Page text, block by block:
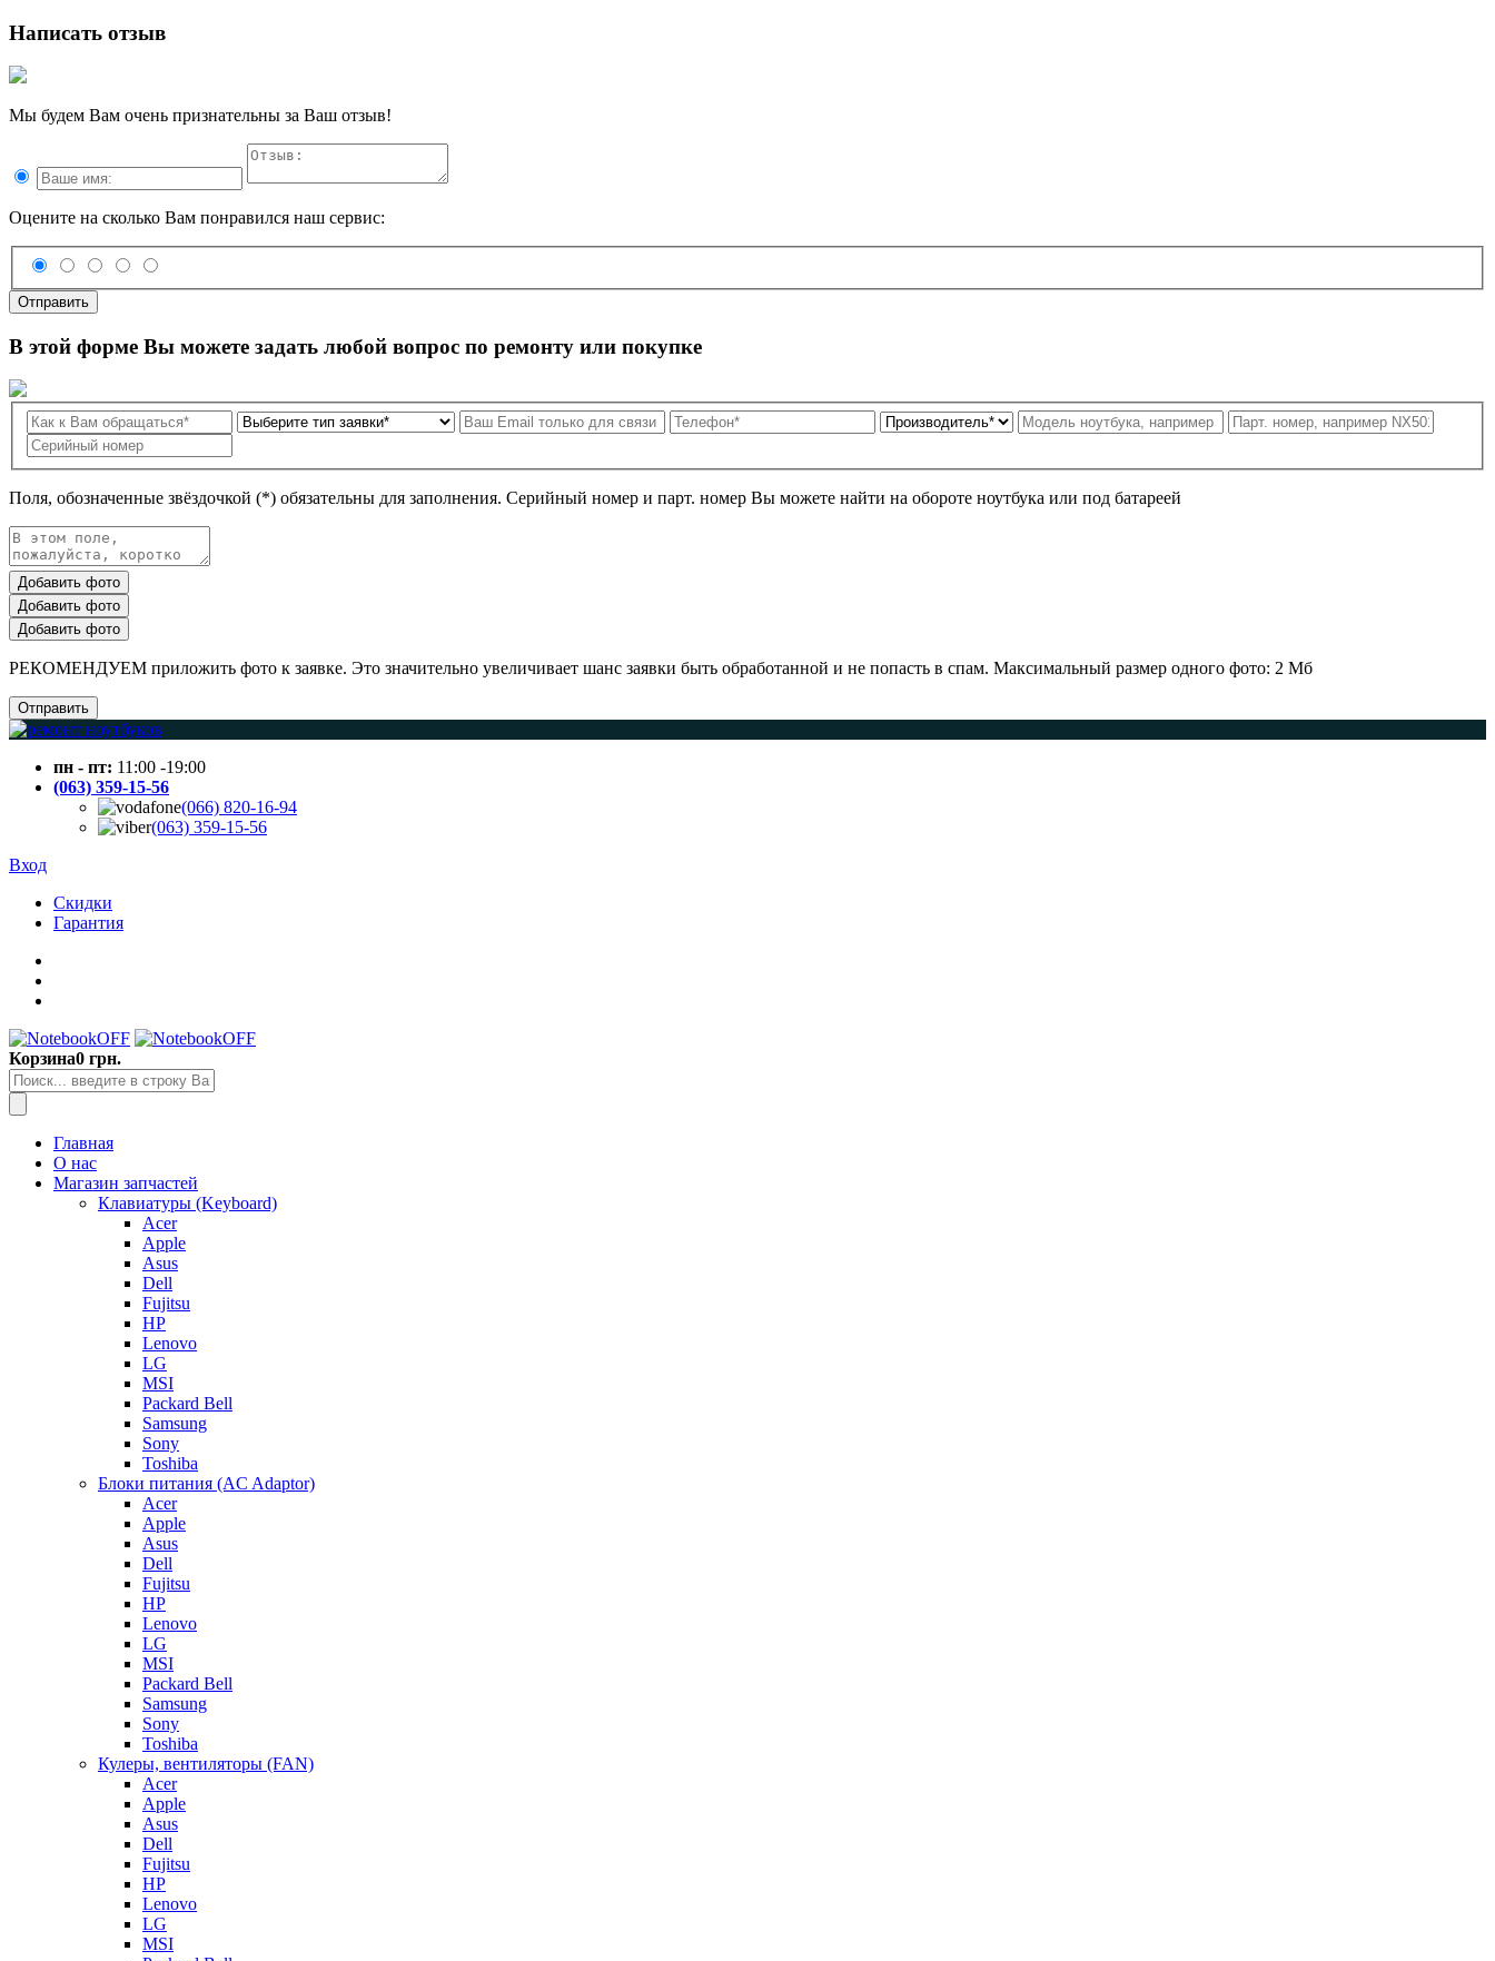
Написать отзыв
Мы будем Вам очень признательны за Ваш отзыв!
Оцените на сколько Вам понравился наш сервис:
Отправить
В этой форме Вы можете задать любой вопрос по ремонту или покупке
Поля, обозначенные звёздочкой (*) обязательны для заполнения. Серийный номер и парт. номер Вы можете найти на обороте ноутбука или под батареей
Добавить фото
Добавить фото
Добавить фото
РЕКОМЕНДУЕМ приложить фото к заявке. Это значительно увеличивает шанс заявки быть обработанной и не попасть в спам. Максимальный размер одного фото: 2 Мб
Отправить
пн - пт: 11:00 -19:00
(063) 359-15-56
(066) 820-16-94
(063) 359-15-56
Вход
Скидки
Гарантия
Корзина0 грн.
Главная
О нас
Магазин запчастей
Клавиатуры (Keyboard)
Acer
Apple
Asus
Dell
Fujitsu
HP
Lenovo
LG
MSI
Packard Bell
Samsung
Sony
Toshiba
Блоки питания (AC Adaptor)
Acer
Apple
Asus
Dell
Fujitsu
HP
Lenovo
LG
MSI
Packard Bell
Samsung
Sony
Toshiba
Кулеры, вентиляторы (FAN)
Acer
Apple
Asus
Dell
Fujitsu
HP
Lenovo
LG
MSI